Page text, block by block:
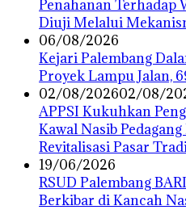
Penahanan Terhadap
Diuji Melalui
06/08/2026
Kejari Palembang
Proyek Lampu Jalan,
02/08/202602/08/
APPSI Kukuhkan
Kawal Nasib
Revitalisasi Pasar
19/06/2026
RSUD Palembang
Berkibar di Kancah